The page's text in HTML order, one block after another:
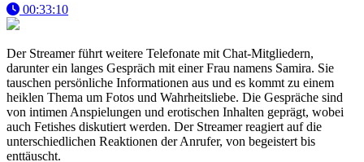
00:33:10
Der Streamer führt weitere Telefonate mit Chat-Mitgliedern,
darunter ein langes Gespräch mit einer Frau namens Samira. Sie
tauschen persönliche Informationen aus und es kommt zu einem
heiklen Thema um Fotos und Wahrheitsliebe. Die Gespräche sind
von intimen Anspielungen und erotischen Inhalten geprägt, wobei
auch Fetishes diskutiert werden. Der Streamer reagiert auf die
unterschiedlichen Reaktionen der Anrufer, von begeistert bis
enttäuscht.